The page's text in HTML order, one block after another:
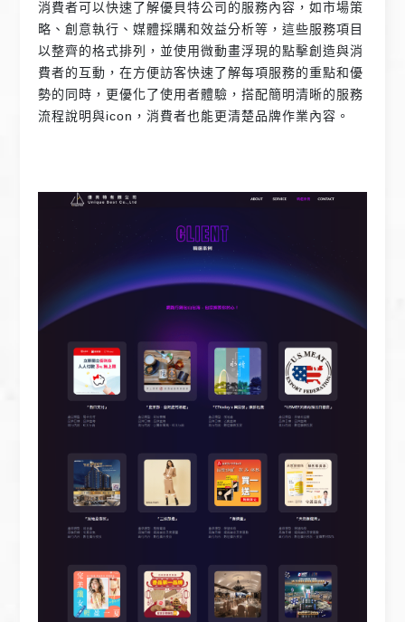
消費者可以快速了解優貝特公司的服務內容，如市場策
略、創意執行、媒體採購和效益分析等，這些服務項目
以整齊的格式排列，並使用微動畫浮現的點擊創造與消
費者的互動，在方便訪客快速了解每項服務的重點和優
勢的同時，更優化了使用者體驗，搭配簡明清晰的服務
流程說明與icon，消費者也能更清楚品牌作業內容。